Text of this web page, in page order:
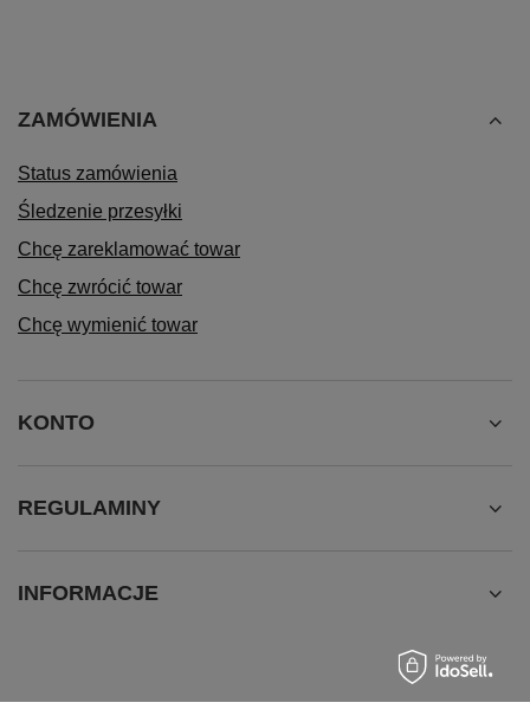
ZAMÓWIENIA
Status zamówienia
Śledzenie przesyłki
Chcę zareklamować towar
Chcę zwrócić towar
Chcę wymienić towar
KONTO
REGULAMINY
INFORMACJE